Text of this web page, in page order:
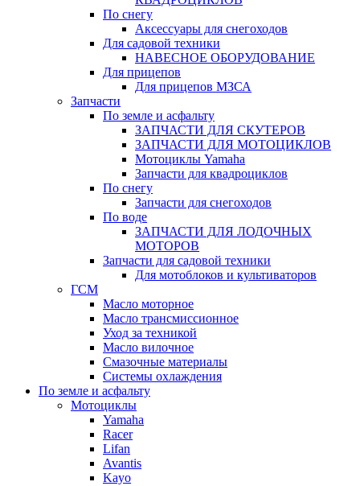
По снегу
Аксессуары для снегоходов
Для садовой техники
НАВЕСНОЕ ОБОРУДОВАНИЕ
Для прицепов
Для прицепов МЗСА
Запчасти
По земле и асфальту
ЗАПЧАСТИ ДЛЯ СКУТЕРОВ
ЗАПЧАСТИ ДЛЯ МОТОЦИКЛОВ
Мотоциклы Yamaha
Запчасти для квадроциклов
По снегу
Запчасти для снегоходов
По воде
ЗАПЧАСТИ ДЛЯ ЛОДОЧНЫХ
МОТОРОВ
Запчасти для садовой техники
Для мотоблоков и культиваторов
ГСМ
Масло моторное
Масло трансмиссионное
Уход за техникой
Масло вилочное
Смазочные материалы
Системы охлаждения
По земле и асфальту
Мотоциклы
Yamaha
Racer
Lifan
Avantis
Kayo